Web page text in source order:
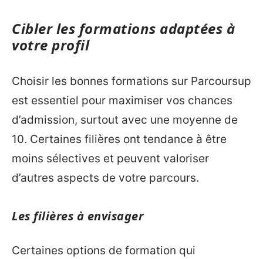
Cibler les formations adaptées à
votre profil
Choisir les bonnes formations sur Parcoursup
est essentiel pour maximiser vos chances
d’admission, surtout avec une moyenne de
10. Certaines filières ont tendance à être
moins sélectives et peuvent valoriser
d’autres aspects de votre parcours.
Les filières à envisager
Certaines options de formation qui